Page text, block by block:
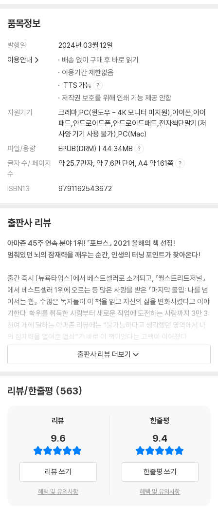
제9장 행동하게 만드는 습관 설계가 필요하다
먼저 나 자신에게 친절해지기 | 하루에 한 걸음, 일을 잘게 나눠라 | 습관의
고리를 만드는 ‘자동 조종 모드’ | 나쁜 습관, 없애지 말고 대체하라 | 새로
침 루틴을 만들어라 | 더 나은 오늘을 위한 습관 만들기
제10장 목표를 향한 강렬한 몰입이 필요하다
몰입에 이르는 것이 성공의 열쇠다 | 동기부여의 소스 코드, 몰입의 4단계
| 온전히 집중하기 위한 다섯 가지 조건 | 몰입을 방해하는 악당을 저지하
라 | 제대로 몰입해본 적 있는가?
제4부 잠재력을 터뜨리며 지금의 나를 넘어서라
제11장 주의 산만에서 벗어나 집중하는 법
법 | 집중을 통해 생산적 사고 연습하기
제12장 배우는 능력을 업그레이드하는 법
학습 능력의 4단계를 넘어서야 한다 | 낡은 공부 방법은 단호히 버려라 |
벼락치기는 정말 효과적일까? | 필기력 업그레이드를 위한 TIP 기법 | 평
생학습은 ‘무엇’보다 ‘어떻게’가 중요하다
제13장 기억력을 최대치로 끌어올리는 법
기억의 한계를 뛰어넘는 방법, ‘MOM’ | 회상 능력을 높이는 베이커-베이
커 패러독스 | 대량의 정보를 기억하는 특별한 방법 | 기계적 암기에서 능
동적 상상으로 | 기억하려는 대상에 깊은 인상을 부여하라 | 단어 10개로
잘 외워지는 이야기 만들기 | 메모 없이 기억하는 ‘장소법’ | 사람의 이름을
쉽게 기억하는 ‘BE SUAVE ’ | 단어를 쉽게 기억하는 시각화 기법 | 기억 훈
련을 위해 더 생각해야 할 것들
속도를 떨어뜨리는 습관들 | 빠르게 읽는 독서 습관에 대한 오해5 | 손가락
적인 성취감을 안겨준다 | 인생을 바꾸는 독서 습관 만들기
제15장 생각의 폭을 깊고 넓게 확장하는 법
여섯 가지 생각 모자로 문제 해결하기 | 당신에게 있는 다중지능을 활용하
라 | 당신은 어떻게 배우는 사람인가? | 더 빠르고 예리한 사고력을 키우는
심성 모델 | 완전히 새롭게 생각하기 시작했다면 | 변화의 포인트를 발견하
는 4단계 사고법 | 사고의 도약을 위한 체크리스트
품목정보
발행일
2024년 03월 12일
이용안내
배송 없이 구매 후 바로 읽기
이용기간 제한없음
TTS 가능
저작권 보호를 위해 인쇄 기능 제공 안함
지원기기
크레마,PC(윈도우 - 4K 모니터 미지원),아이폰,아이
패드,안드로이드폰,안드로이드패드,전자책단말기(저
사양 기기 사용 불가),PC(Mac)
파일/용량
EPUB(DRM) | 44.34MB
글자 수/ 페이지
수
약 25.7만자, 약 7.6만 단어, A4 약 161쪽
ISBN13 9791162543672
출판사 리뷰
아마존 45주 연속 분야 1위! 『포브스』 2021 올해의 책 선정!
멈춰있던 뇌의 잠재력을 깨우는 순간, 인생의 터닝 포인트가 찾아온다!
출간 즉시 [뉴욕타임스]에서 베스트셀러로 소개되고, 『월스트리트저널』
에서 베스트셀러 1위에 오르는 등 많은 사랑을 받은 『마지막 몰입: 나를 넘
어서는 힘』. 수많은 독자들이 이 책을 읽고 자신의 삶을 변화시켰다고 이야
기한다. 학위를 취득한 사람부터 새로운 직업에 도전하는 사람까지 3만 3
천여 개에 달하는 아마존 리뷰에는 “불가능하다고 생각했던 영역에서 나
의 잠재력을 열어준 열쇠”가 바로 이 책이었다는 고백이 이어졌다.
이 책의 저자 ‘짐 퀵’은 기억력 향상, 두뇌 건강, 가속학습 분야의 세계적인
이다. 2021년 초판을 출간하고, 독자들의 수많은 성원과 그들의 변화된 삶
활용법을 알려주고자 확장판을 펴냈다.
“우리 내면에는 슈퍼히어로가 있고
이 책은 그 힘을 발휘하는 법을 알려준다!”_스탠 리(故 마블 전 명예회장)
평범한 인생을 역전시키는 잠재력의 놀랍고 위대한 힘!
이 책의 제1부에서는 스스로를 한계의 벽 안에 가뒀던 저자의 과거 이야기
출판사 리뷰 더보기
리뷰/한줄평 563
리뷰
9.6
리뷰 쓰기
혜택 및 유의사항
한줄평
9.4
한줄평 쓰기
혜택 및 유의사항